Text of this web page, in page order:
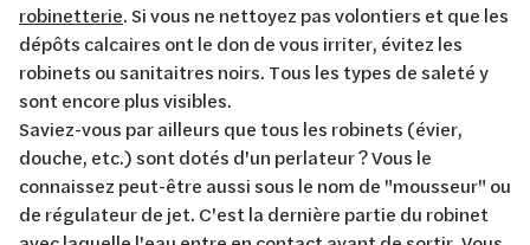
robinetterie. Si vous ne nettoyez pas volontiers et que les
dépôts calcaires ont le don de vous irriter, évitez les
robinets ou sanitaitres noirs. Tous les types de saleté y
sont encore plus visibles.
Saviez-vous par ailleurs que tous les robinets (évier,
douche, etc.) sont dotés d'un perlateur ? Vous le
connaissez peut-être aussi sous le nom de "mousseur" ou
de régulateur de jet. C'est la dernière partie du robinet